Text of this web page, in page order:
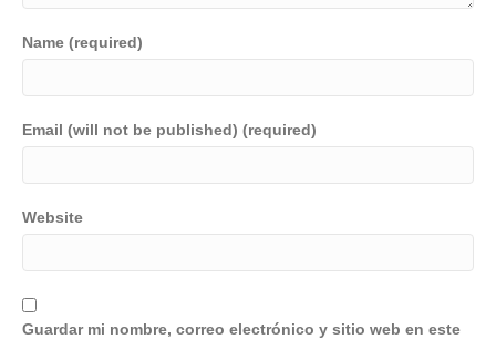
Name (required)
Email (will not be published) (required)
Website
Guardar mi nombre, correo electrónico y sitio web en este